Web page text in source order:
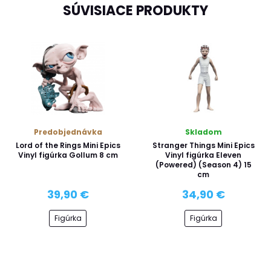
SÚVISIACE PRODUKTY
Predobjednávka
Lord of the Rings Mini Epics
Vinyl figúrka Gollum 8 cm
39,90 €
Figúrka
Skladom
Stranger Things Mini Epics
Vinyl figúrka Eleven
(Powered) (Season 4) 15
cm
34,90 €
Figúrka